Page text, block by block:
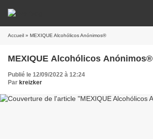
Accueil » MEXIQUE Alcohólicos Anónimos®
MEXIQUE Alcohólicos Anónimos®
Publié le 12/09/2022 à 12:24
Par kreizker